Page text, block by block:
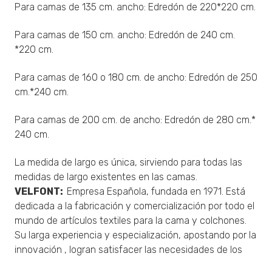
Para camas de 135 cm. ancho: Edredón de 220*220 cm.
Para camas de 150 cm. ancho: Edredón de 240 cm.
*220 cm.
Para camas de 160 o 180 cm. de ancho: Edredón de 250
cm.*240 cm.
Para camas de 200 cm. de ancho: Edredón de 280 cm.*
240 cm.
La medida de largo es única, sirviendo para todas las
medidas de largo existentes en las camas.
VELFONT: Empresa Española, fundada en 1971. Está
dedicada a la fabricación y comercialización por todo el
mundo de artículos textiles para la cama y colchones.
Su larga experiencia y especialización, apostando por la
innovación , logran satisfacer las necesidades de los